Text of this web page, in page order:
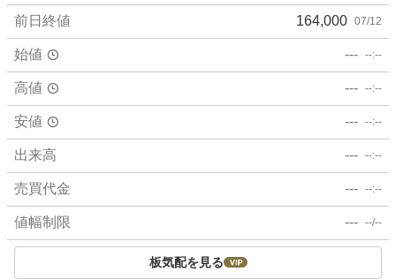
前日終値 164,000 07/12
始値 --- --:--
高値 --- --:--
安値 --- --:--
出来高 --- --:--
売買代金 --- --:--
値幅制限 --- --/--
板気配を見る